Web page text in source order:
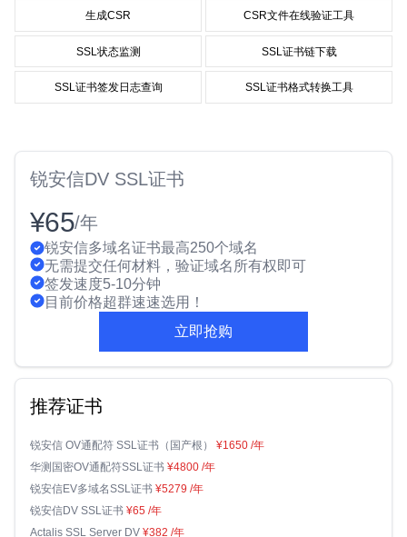
生成CSR CSR文件在线验证工具
SSL状态监测 SSL证书链下载
SSL证书签发日志查询 SSL证书格式转换工具
锐安信DV SSL证书
¥65/年
锐安信多域名证书最高250个域名
无需提交任何材料，验证域名所有权即可
签发速度5-10分钟
目前价格超群速速选用！
立即抢购
推荐证书
锐安信 OV通配符 SSL证书（国产根） ¥1650 /年
华测国密OV通配符SSL证书 ¥4800 /年
锐安信EV多域名SSL证书 ¥5279 /年
锐安信DV SSL证书 ¥65 /年
Actalis SSL Server DV ¥382 /年